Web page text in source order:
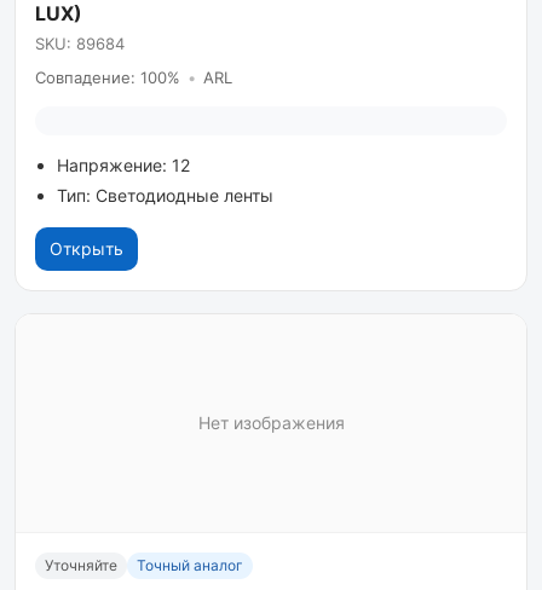
LUX)
SKU: 89684
Совпадение: 100% • ARL
Напряжение: 12
Тип: Светодиодные ленты
Открыть
Нет изображения
Уточняйте Точный аналог